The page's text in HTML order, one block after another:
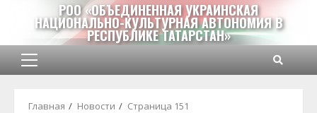
содержимому
РОО «ОБЪЕДИНЕННАЯ УКРАИНСКАЯ
НАЦИОНАЛЬНО-КУЛЬТУРНАЯ АВТОНОМИЯ В
РЕСПУБЛИКЕ ТАТАРСТАН»
Основное
Главная Новости Страница 151